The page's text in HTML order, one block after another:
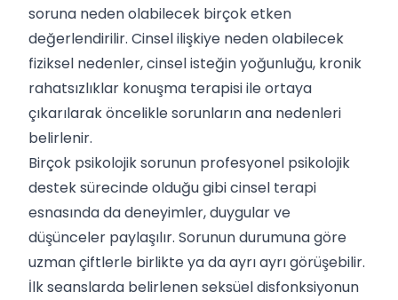
soruna neden olabilecek birçok etken
değerlendirilir. Cinsel ilişkiye neden olabilecek
fiziksel nedenler, cinsel isteğin yoğunluğu, kronik
rahatsızlıklar konuşma terapisi ile ortaya
çıkarılarak öncelikle sorunların ana nedenleri
belirlenir.
Birçok psikolojik sorunun profesyonel psikolojik
destek sürecinde olduğu gibi cinsel terapi
esnasında da deneyimler, duygular ve
düşünceler paylaşılır. Sorunun durumuna göre
uzman çiftlerle birlikte ya da ayrı ayrı görüşebilir.
İlk seanslarda belirlenen seksüel disfonksiyonun